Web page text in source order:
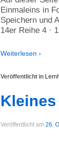
Einmaleins in
Speichern und
14er Reihe 4 · 1
Weiterlesen ›
Veröffentlicht in
Veröffentlicht am 26.